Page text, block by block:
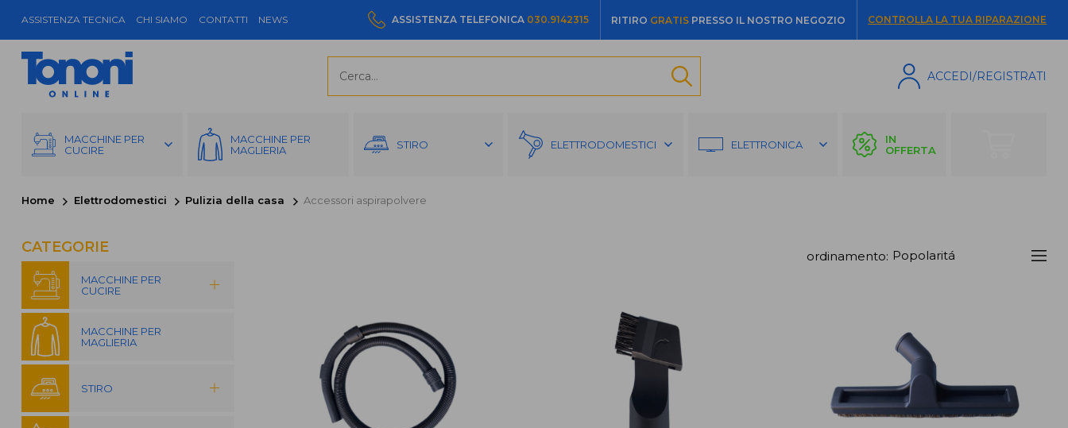
ASSISTENZA TECNICA CHI SIAMO CONTATTI NEWS ASSISTENZA TELEFONICA 030.9142315 RITIRO GRATIS PRESSO IL NOSTRO NEGOZIO CONTROLLA LA TUA RIPARAZIONE
ACCEDI/REGISTRATI
MACCHINE PER
CUCIRE
MACCHINE PER
MAGLIERIA
STIRO ELETTRODOMESTICI ELETTRONICA
IN
OFFERTA
Home Elettrodomestici Pulizia della casa Accessori aspirapolvere
CATEGORIE
MACCHINE PER
CUCIRE
MACCHINE PER
MAGLIERIA
STIRO
ordinamento: